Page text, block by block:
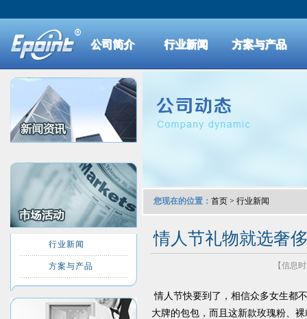
公司简介 行业新闻 方案与产品
行业新闻
方案与产品
您现在的位置： 首页 > 行业新闻
情人节礼物就选奢
【信息
情人节快要到了，相信众多女生都
大牌的包包，而且这新款玫瑰粉、